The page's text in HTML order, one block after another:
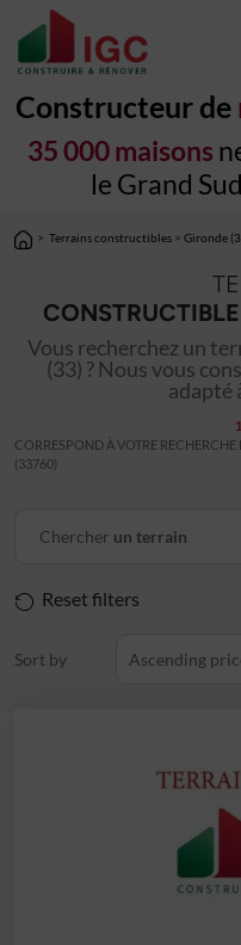
Constructeur de
35 000 maisons
le Grand
> Terrains constructibles > Gironde
Vous recherchez un
(33) ? Nous vous
adapté
CORRESPOND À VOTRE
(33760)
Chercher un terrain
Reset filters
Sort by Ascending